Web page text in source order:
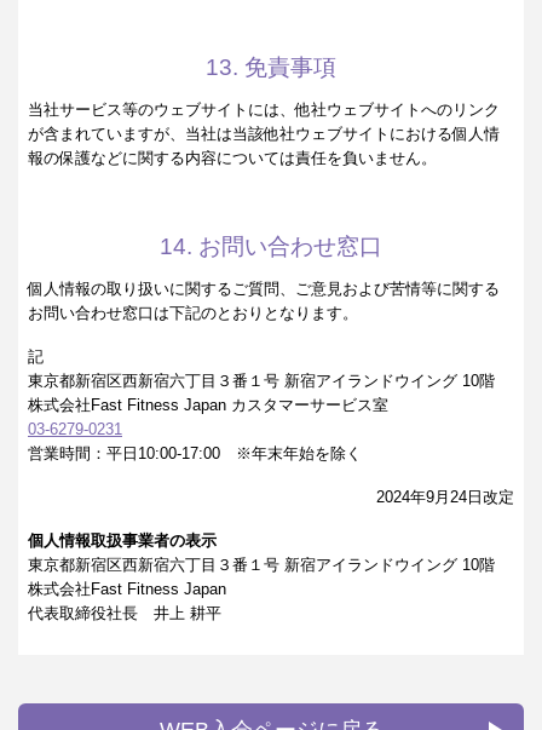
13. 免責事項
当社サービス等のウェブサイトには、他社ウェブサイトへのリンク
が含まれていますが、当社は当該他社ウェブサイトにおける個人情
報の保護などに関する内容については責任を負いません。
14. お問い合わせ窓口
個人情報の取り扱いに関するご質問、ご意見および苦情等に関する
お問い合わせ窓口は下記のとおりとなります。
記
東京都新宿区西新宿六丁目３番１号 新宿アイランドウイング 10階
株式会社Fast Fitness Japan カスタマーサービス室
03-6279-0231
営業時間：平日10:00-17:00 ※年末年始を除く
2024年9月24日改定
個人情報取扱事業者の表示
東京都新宿区西新宿六丁目３番１号 新宿アイランドウイング 10階
株式会社Fast Fitness Japan
代表取締役社長 井上 耕平